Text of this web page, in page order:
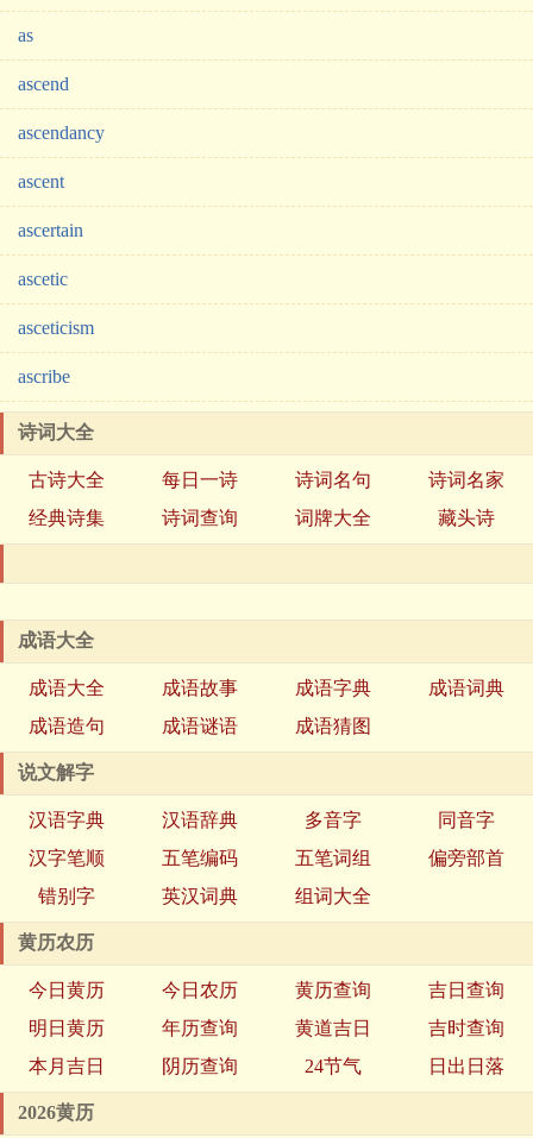
as
ascend
ascendancy
ascent
ascertain
ascetic
asceticism
ascribe
诗词大全
古诗大全 每日一诗 诗词名句
诗词名家
经典诗集
诗词查询 词牌大全 藏头诗
成语大全
成语大全 成语故事 成语字典
成语词典
成语造句
成语谜语 成语猜图
说文解字
汉语字典 汉语辞典 多音字
同音字
汉字笔顺
五笔编码 五笔词组
偏旁部首
错别字
英汉词典 组词大全
黄历农历
今日黄历 今日农历 黄历查询
吉日查询
明日黄历
年历查询 黄道吉日
吉时查询
本月吉日
阴历查询 24节气 日出日落
2026黄历